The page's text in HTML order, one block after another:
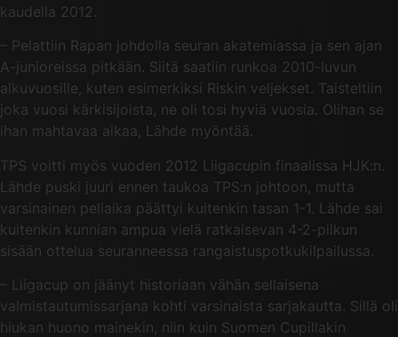
kaudella 2012.
– Pelattiin Rapan johdolla seuran akatemiassa ja sen ajan
A-junioreissa pitkään. Siitä saatiin runkoa 2010-luvun
alkuvuosille, kuten esimerkiksi Riskin veljekset. Taisteltiin
joka vuosi kärkisijoista, ne oli tosi hyviä vuosia. Olihan se
ihan mahtavaa aikaa, Lähde myöntää.
TPS voitti myös vuoden 2012 Liigacupin finaalissa HJK:n.
Lähde puski juuri ennen taukoa TPS:n johtoon, mutta
varsinainen peliaika päättyi kuitenkin tasan 1-1. Lähde sai
kuitenkin kunnian ampua vielä ratkaisevan 4-2-pilkun
sisään ottelua seuranneessa rangaistuspotkukilpailussa.
– Liigacup on jäänyt historiaan vähän sellaisena
valmistautumissarjana kohti varsinaista sarjakautta. Sillä oli
hiukan huono mainekin, niin kuin Suomen Cupillakin